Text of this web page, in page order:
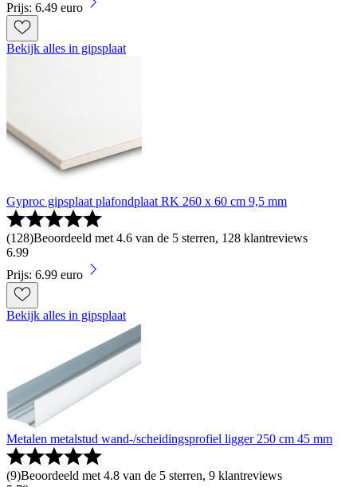
Prijs: 6.49 euro
Bekijk alles in gipsplaat
Gyproc gipsplaat plafondplaat RK 260 x 60 cm 9,5 mm
(128)Beoordeeld met 4.6 van de 5 sterren, 128 klantreviews
6.99
Prijs: 6.99 euro
Bekijk alles in gipsplaat
Metalen metalstud wand-/scheidingsprofiel ligger 250 cm 45 mm
(9)Beoordeeld met 4.8 van de 5 sterren, 9 klantreviews